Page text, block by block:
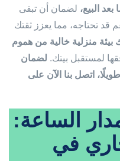
البيع، لضمان أن تبقى
قد تحتاجه، مما يعزز ثقتك
منزلية خالية من هموم
لمستقبل بيتك. لضمان
اتصل بنا الآن على
الساعة:
في